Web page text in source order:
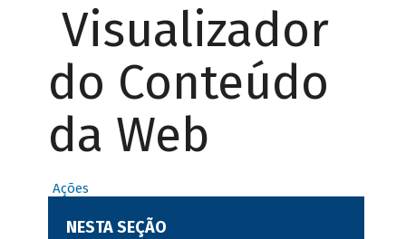
Visualizador
do Conteúdo
da Web
Ações
NESTA SEÇÃO